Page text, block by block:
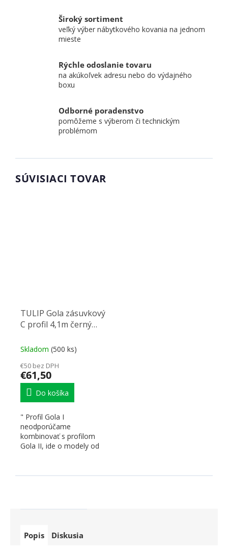
Široký sortiment
veľký výber nábytkového kovania na jednom
mieste
Rýchle odoslanie tovaru
na akúkoľvek adresu nebo do výdajného
boxu
Odborné poradenstvo
pomôžeme s výberom či technickým
problémom
SÚVISIACI TOVAR
TULIP Gola zásuvkový
C profil 4,1m černý
Skladom (500 ks)
€50 bez DPH
€61,50
Do košíka
" Profil Gola I
neodporúčame
kombinovať s profilom
Gola II, ide o modely od
Popis Diskusia